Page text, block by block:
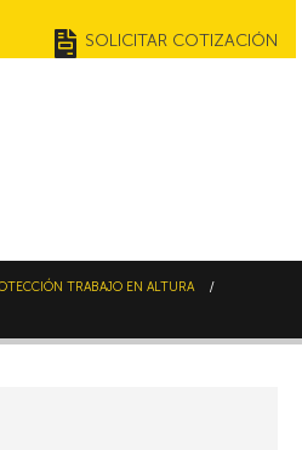
SOLICITAR COTIZACIÓN
TRABAJO EN ALTURA